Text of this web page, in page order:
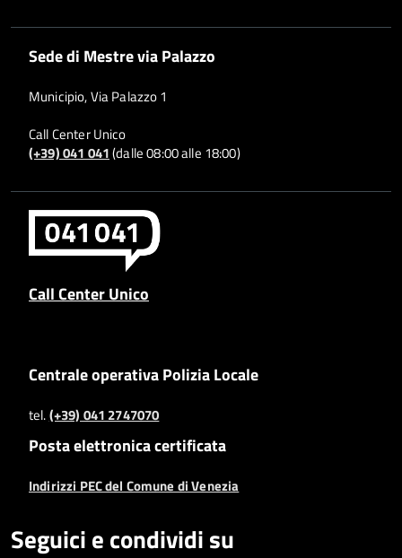
Sede di Mestre via Palazzo
Municipio, Via Palazzo 1
Call Center Unico
(+39) 041 041(dalle 08:00 alle 18:00)
Call Center Unico
Centrale operativa Polizia Locale
tel.(+39) 041 2747070
Posta elettronica certificata
Indirizzi PEC del Comune di Venezia
Seguici e condividi su